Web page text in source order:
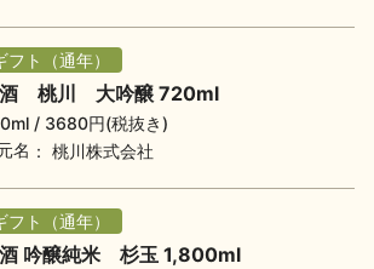
地酒小説
フト（通年）
桃川 大吟醸 720ml
3680円(税抜き)
名
桃川株式会社
フト（通年）
吟醸純米 杉玉 1,800ml